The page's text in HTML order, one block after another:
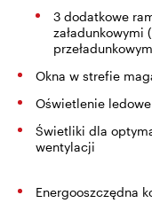
3 dodatkowe
załadunkowymi
Okna w strefie
Oświetlenie ledowe
Świetliki dla
wentylacji
Energooszczędna